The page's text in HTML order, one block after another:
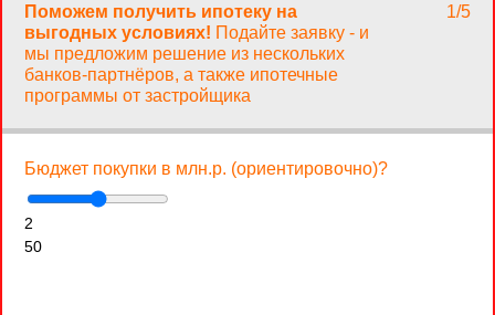
Поможем получить ипотеку на
выгодных условиях! Подайте заявку - и
мы предложим решение из нескольких
банков-партнёров, а также ипотечные
программы от застройщика
1/5
Бюджет покупки в млн.р. (ориентировочно)?
2
50